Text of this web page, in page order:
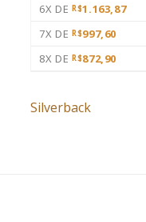
6X DE R$1.163,87
7X DE R$997,60
8X DE R$872,90
Silverback